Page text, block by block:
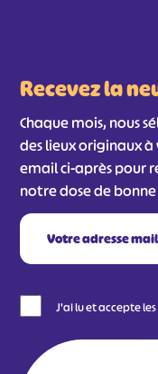
Recevez la
Chaque mois, nous
des lieux originaux à
email ci-après pour
notre dose de
J'ai lu et accepte les
# #
#